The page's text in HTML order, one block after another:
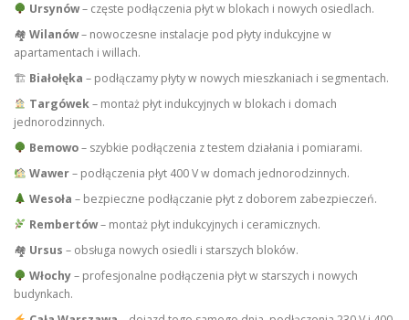
Ursynów– częste podłączenia płyt w blokach i nowych osiedlach.
🏘 Wilanów– nowoczesne instalacje pod płyty indukcyjne w
apartamentach i willach.
🏗 Białołęka – podłączamy płyty w nowych mieszkaniach i segmentach.
Targówek– montaż płyt indukcyjnych w blokach i domach
jednorodzinnych.
Bemowo– szybkie podłączenia z testem działania i pomiarami.
Wawer– podłączenia płyt 400 V w domach jednorodzinnych.
Wesoła – bezpieczne podłączanie płyt z doborem zabezpieczeń.
Rembertów– montaż płyt indukcyjnych i ceramicznych.
🏘 Ursus – obsługa nowych osiedli i starszych bloków.
Włochy– profesjonalne podłączenia płyt w starszych i nowych
budynkach.